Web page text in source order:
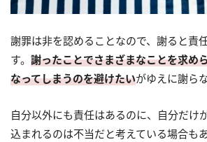
謝罪は非を認めることなので、謝ると責
す。 謝ったことでさまざまなことを求め
なってしまうのを避けたいがゆえに謝ら
自分以外にも責任はあるのに、自分だけ
込まれるのは不当だと考えている場合も